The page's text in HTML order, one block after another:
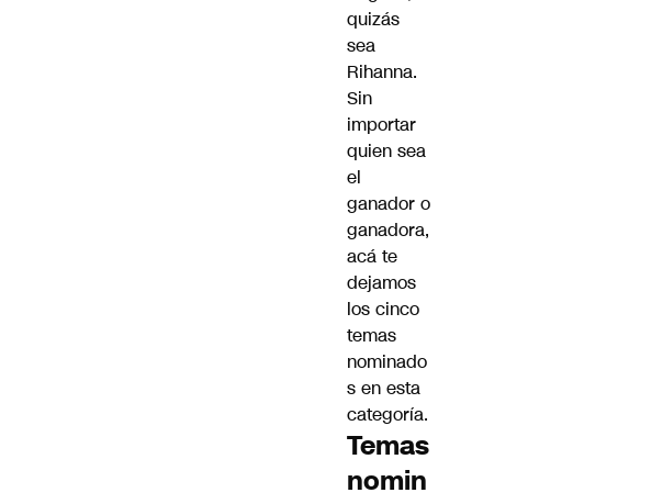
quizás
sea
Rihanna.
Sin
importar
quien sea
el
ganador o
ganadora,
acá te
dejamos
los cinco
temas
nominado
s en esta
categoría.
Temas
nomin